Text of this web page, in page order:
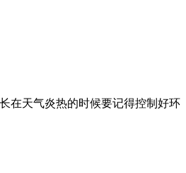
在天气炎热的时候要记得控制好环